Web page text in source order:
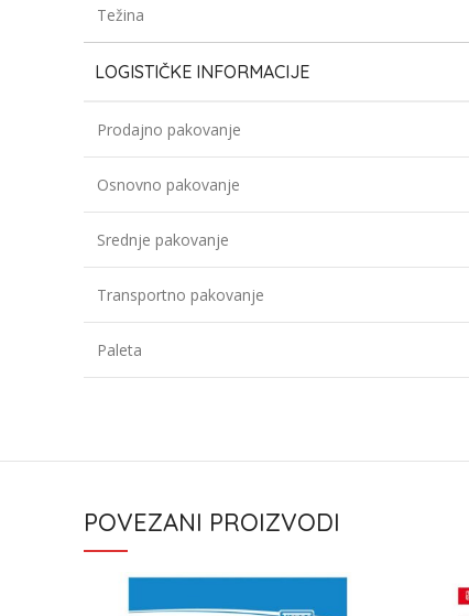
Težina
LOGISTIČKE INFORMACIJE
Prodajno pakovanje
Osnovno pakovanje
Srednje pakovanje
Transportno pakovanje
Paleta
POVEZANI PROIZVODI